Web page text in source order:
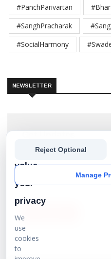
#PanchParivartan
#SanghPracharak
#SocialHarmony
NEWSLETTER
Subscribe our newsletter
your inbox!
value
your
privacy
We
use
cookies
to
Manage
Reject Optional